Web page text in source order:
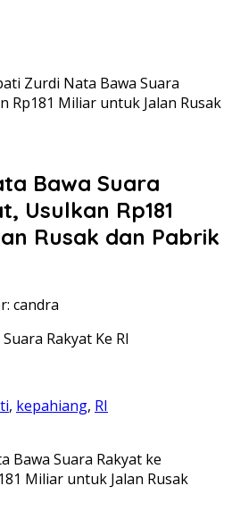
Zurdi Nata Bawa Suara
Rp181 Miliar untuk Jalan Rusak
Bawa Suara
Usulkan Rp181
Rusak dan Pabrik
candra
Rakyat Ke RI
, kepahiang, RI